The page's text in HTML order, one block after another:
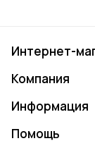
Интернет-
Компания
Информация
Помощь